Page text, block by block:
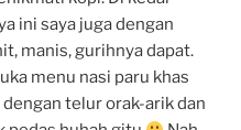
ini saya juga dengan
manis, gurihnya dapat.
menu nasi paru khas
telur orak-arik dan